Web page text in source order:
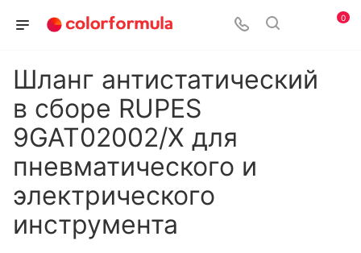
0
Шланг антистатический
в сборе RUPES
9GAT02002/X для
пневматического и
электрического
инструмента